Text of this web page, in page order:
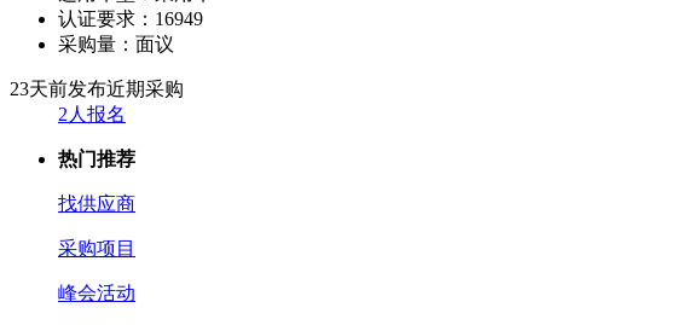
认证要求： 16949
采购量： 面议
23天前发布近期采购
2人报名
热门推荐
找供应商
采购项目
峰会活动